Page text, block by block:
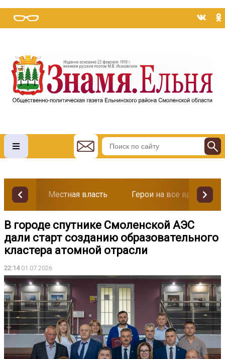
Местная власть Герои на все времена
В городе спутнике Смоленской АЭС
дали старт созданию образовательного
кластера атомной отрасли
22:1401.07.2026